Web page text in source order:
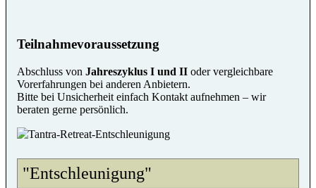
Teilnahmevoraussetzung
Abschluss von Jahreszyklus I und II oder vergleichbare
Vorerfahrungen bei anderen Anbietern.
Bitte bei Unsicherheit einfach Kontakt aufnehmen – wir
beraten gerne persönlich.
"Entschleunigung"